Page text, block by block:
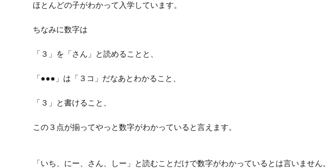
ほとんどの子がわかって入学しています。
ちなみに数字は
「３」を「さん」と読めることと、
「●●●」は「３コ」だなあとわかること、
「３」と書けること、
この３点が揃ってやっと数字がわかっていると言えます。
「いち、にー、さん、しー」と読むことだけで数字がわかっているとは言いません。